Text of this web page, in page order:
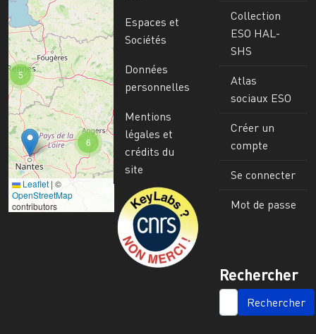
6
5
Leaflet | ©
OpenStreetMap
contributors
Espaces et
Sociétés
Données
personnelles
Mentions
légales et
crédits du
site
Image
Collection
ESO HAL-
SHS
Atlas
sociaux ESO
Créer un
compte
Se connecter
Mot de passe
Rechercher
SEARCH